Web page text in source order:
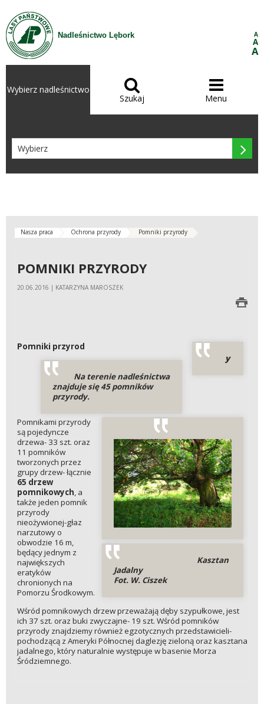
Przejdź do treści
Nadleśnictwo Lębork A
A
A
Wybierz nadleśnictwo 
Szukaj

Menu

Nasza praca Ochrona przyrody Pomniki przyrody
POMNIKI PRZYRODY
20.06.2016 | KATARZYNA MAROSZEK
Pomniki przyrod
y
Na terenie nadleśnictwa
znajduje się 45 pomników
przyrody.
Kasztan
Jadalny
Fot. W. Ciszek
Pomnikami przyrody
są pojedyncze
drzewa- 33 szt. oraz
11 pomników
tworzonych przez
grupy drzew- łącznie
65 drzew
pomnikowych, a
także jeden pomnik
przyrody
nieożywionej-głaz
narzutowy o
obwodzie 16 m,
będący jednym z
największych
eratyków
chronionych na
Pomorzu Środkowym.
Wśród pomnikowych drzew przeważają dęby szypułkowe, jest
ich 37 szt. oraz buki zwyczajne- 19 szt. Wśród pomników
przyrody znajdziemy również egzotycznych przedstawicieli-
pochodzącą z Ameryki Północnej daglezję zieloną oraz kasztana
jadalnego, który naturalnie występuje w basenie Morza
Śródziemnego.